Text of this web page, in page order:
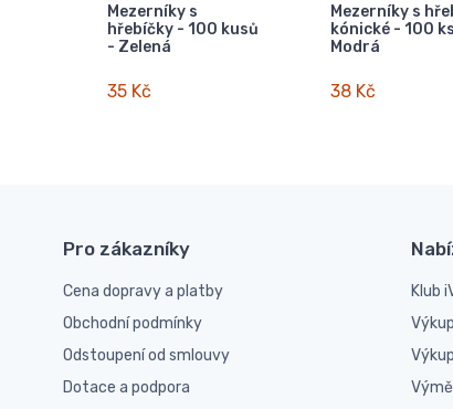
Mezerníky s
hřebíčky - 100 kusů
- Zelená
35 Kč
Mezerníky s
kónické - 100
Modrá
38 Kč
Pro zákazníky
Cena dopravy a platby
Obchodní podmínky
Odstoupení od smlouvy
Dotace a podpora
Klub